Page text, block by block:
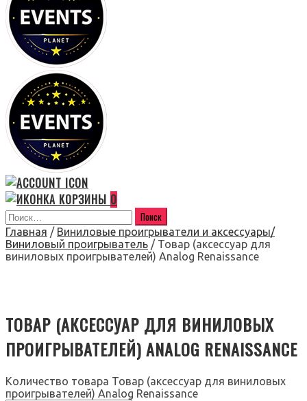
0
Главная / Виниловые проигрыватели и аксессуары/
Виниловый проигрыватель / Товар (аксессуар для
виниловых проигрывателей) Analog Renaissance
ТОВАР (АКСЕССУАР ДЛЯ ВИНИЛОВЫХ
ПРОИГРЫВАТЕЛЕЙ) ANALOG RENAISSANCE
Количество товара Товар (аксессуар для виниловых
проигрывателей) Analog Renaissance